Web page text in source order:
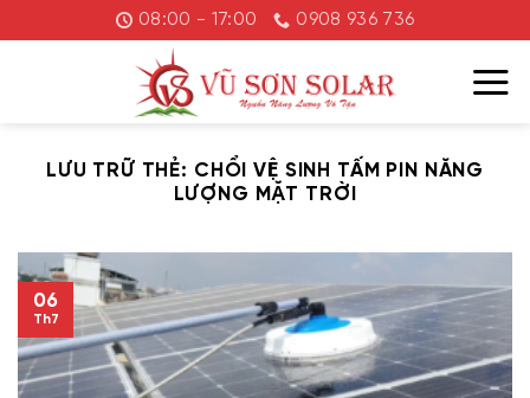
đến
08:00 - 17:00 0908 936 736
LƯU TRỮ THẺ: CHỔI VỆ SINH TẤM PIN NĂNG
LƯỢNG MẶT TRỜI
06
Th7